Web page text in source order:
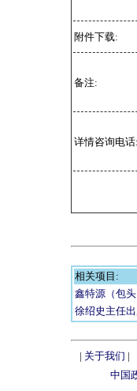
附件下载:
备注:
详情咨询电话:
相关项目:
鑫特源（包
徐绍史主任
| 关于我们 |
中国